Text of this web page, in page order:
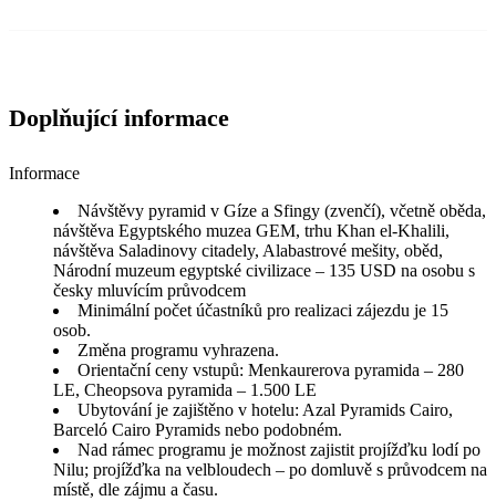
Doplňující informace
Informace
Návštěvy pyramid v Gíze a Sfingy (zvenčí), včetně oběda,
návštěva Egyptského muzea GEM, trhu Khan el-Khalili,
návštěva Saladinovy citadely, Alabastrové mešity, oběd,
Národní muzeum egyptské civilizace – 135 USD na osobu s
česky mluvícím průvodcem
Minimální počet účastníků pro realizaci zájezdu je 15
osob.
Změna programu vyhrazena.
Orientační ceny vstupů: Menkaurerova pyramida – 280
LE, Cheopsova pyramida – 1.500 LE
Ubytování je zajištěno v hotelu: Azal Pyramids Cairo,
Barceló Cairo Pyramids nebo podobném.
Nad rámec programu je možnost zajistit projížďku lodí po
Nilu; projížďka na velbloudech – po domluvě s průvodcem na
místě, dle zájmu a času.